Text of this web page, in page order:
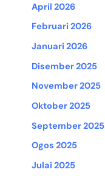
April 2026
Februari 2026
Januari 2026
Disember 2025
November 2025
Oktober 2025
September 2025
Ogos 2025
Julai 2025